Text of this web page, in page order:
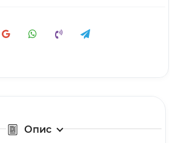
Опис